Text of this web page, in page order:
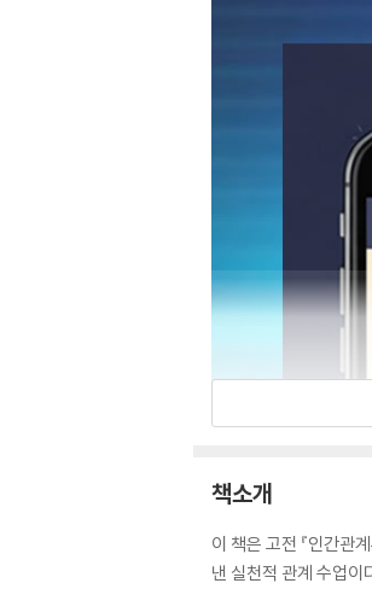
책소개
이 책은 고전 『인간관
낸 실천적 관계 수업이